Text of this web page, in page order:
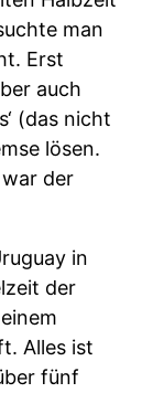
man
Erst
auch
(das nicht
lösen.
der
in
der
Alles ist
fünf